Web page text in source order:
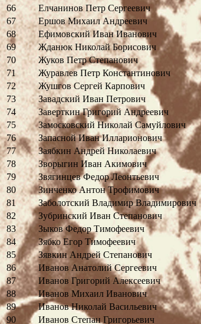
66
Елчанинов Петр Сергеевич
67
Ершов Михаил Андреевич
68
Ефимовский Иван Иванович
69
Жданюк Николай Борисович
70
Жуков Петр Степанович
71
Журавлев Петр Константинович
72
Жушгов Сергей Карпович
73
Завадский Иван Петрович
74
Заверткин Григорий Андреевич
75
Замосковский Николай Самуйлович
76
Запасной Иван Илларионович
77
Заябкин Андрей Николаевич
78
Зворыгин Иван Акимович
79
Звягинцев Федор Леонтьевич
80
Зинченко Антон Трофимович
81
Заболотский Владимир Владимирович
82
Зубринский Иван Степанович
83
Зыков Федор Тимофеевич
84
Зябко Егор Тимофеевич
85
Зявкин Андрей Степанович
86
Иванов Анатолий Сергеевич
87
Иванов Григорий Алексеевич
88
Иванов Михаил Иванович
89
Иванов Николай Васильевич
90
Иванов Степан Григорьевич